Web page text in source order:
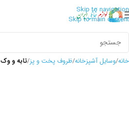
Skip to navigation
Skip to main content
خانه وسایل آشپزخانه ظروف پخت و پز تابه و وک